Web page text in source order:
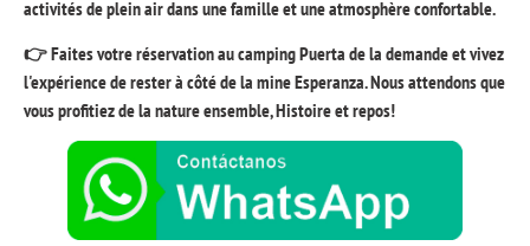
activités de plein air dans une famille et une atmosphère confortable.
👉 Faites votre réservation au camping Puerta de la demande et vivez
l'expérience de rester à côté de la mine Esperanza. Nous attendons que
vous profitiez de la nature ensemble, Histoire et repos!